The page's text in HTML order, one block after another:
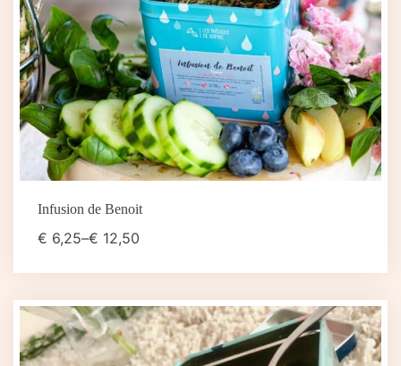
Infusion de Benoit
€ 6,25–€ 12,50